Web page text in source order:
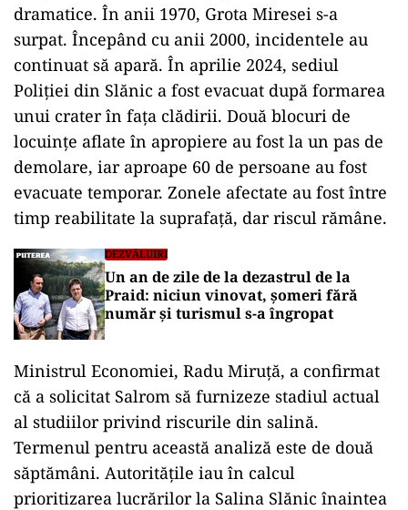
dramatice. În anii 1970, Grota Miresei s-a
surpat. Începând cu anii 2000, incidentele au
continuat să apară. În aprilie 2024, sediul
Poliției din Slănic a fost evacuat după formarea
unui crater în fața clădirii. Două blocuri de
locuințe aflate în apropiere au fost la un pas de
demolare, iar aproape 60 de persoane au fost
evacuate temporar. Zonele afectate au fost între
timp reabilitate la suprafață, dar riscul rămâne.
DEZVĂLUIRI
Un an de zile de la dezastrul de la
Praid: niciun vinovat, șomeri fără
număr și turismul s-a îngropat
Ministrul Economiei, Radu Miruță, a confirmat
că a solicitat Salrom să furnizeze stadiul actual
al studiilor privind riscurile din salină.
Termenul pentru această analiză este de două
săptămâni. Autoritățile iau în calcul
prioritizarea lucrărilor la Salina Slănic înaintea